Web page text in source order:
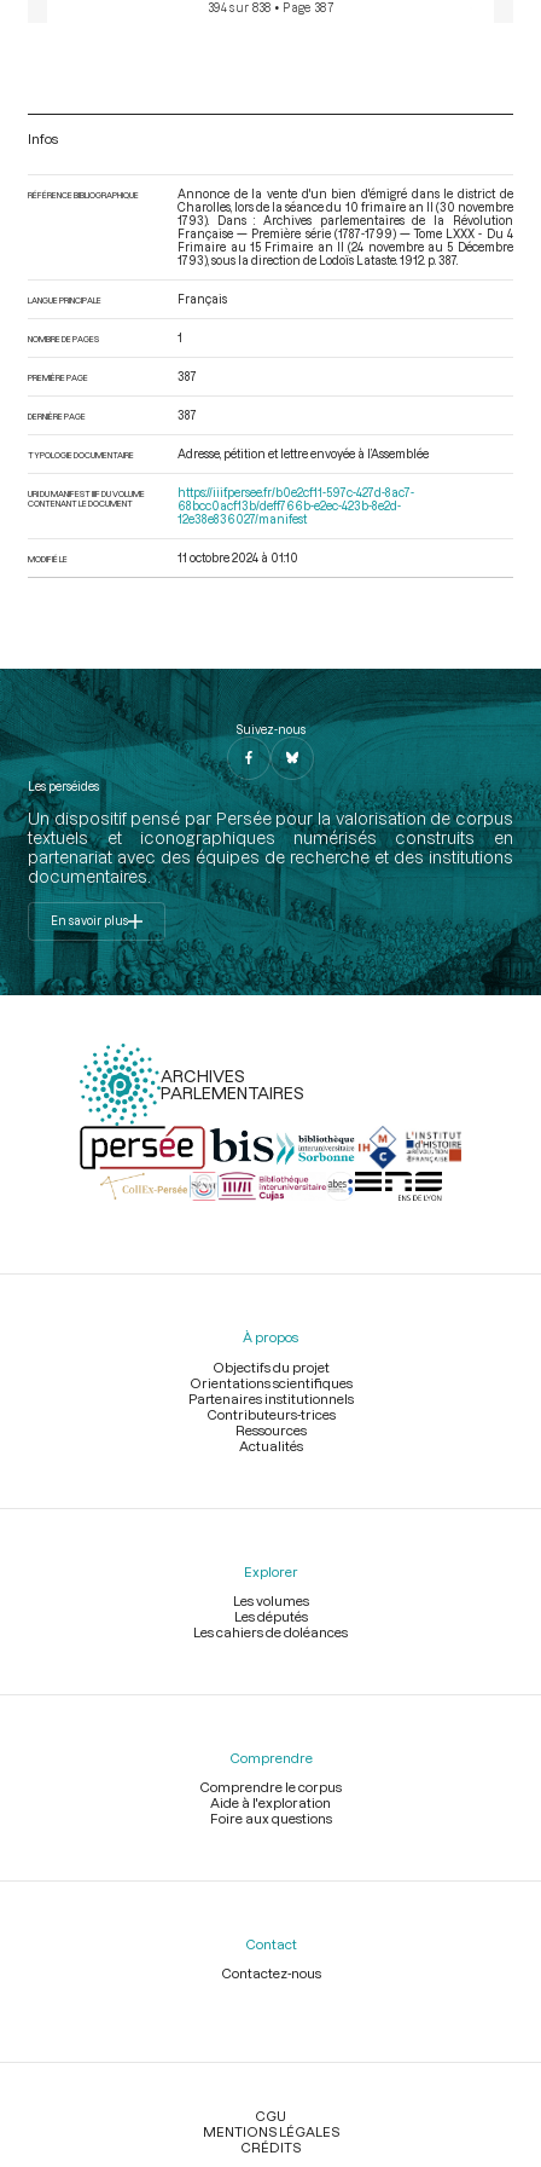
394 sur 838 • Page 387
Infos
RÉFÉRENCE BIBLIOGRAPHIQUE
Annonce de la vente d'un bien d'émigré dans le district de
Charolles, lors de la séance du 10 frimaire an II (30 novembre
1793). Dans : Archives parlementaires de la Révolution
Française — Première série (1787-1799) — Tome LXXX - Du 4
Frimaire au 15 Frimaire an II (24 novembre au 5 Décembre
1793) , sous la direction de Lodoïs Lataste. 1912. p. 387.
LANGUE PRINCIPALE Français
NOMBRE DE PAGES 1
PREMIÈRE PAGE 387
DERNIÈRE PAGE 387
TYPOLOGIE DOCUMENTAIRE Adresse, pétition et lettre envoyée à l’Assemblée
URI DU MANIFEST IIIF DU VOLUME
CONTENANT LE DOCUMENT
https://iiif.persee.fr/b0e2cf11-597c-427d-8ac7-
68bcc0acf13b/deff766b-e2ec-423b-8e2d-
12e38e836027/manifest
MODIFIÉ LE 11 octobre 2024 à 01:10
Suivez-nous
Les perséides
Un dispositif pensé par Persée pour la valorisation de corpus
textuels et iconographiques numérisés construits en
partenariat avec des équipes de recherche et des institutions
documentaires.
En savoir plus
ARCHIVES
PARLEMENTAIRES
Menu
À propos
Objectifs du projet
Orientations scientifiques
Partenaires institutionnels
Contributeurs-trices
Ressources
Actualités
Explorer
Les volumes
Les députés
Les cahiers de doléances
Comprendre
Comprendre le corpus
Aide à l'exploration
Foire aux questions
Contact
Contactez-nous
Légal
CGU
MENTIONS LÉGALES
CRÉDITS